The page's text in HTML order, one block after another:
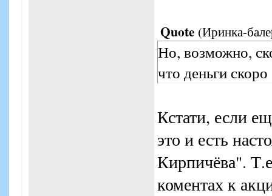
Quote (Иринка-
Но, возможно,
что деньги
Кстати, если
это и есть
Кирпичёва".
коментах к